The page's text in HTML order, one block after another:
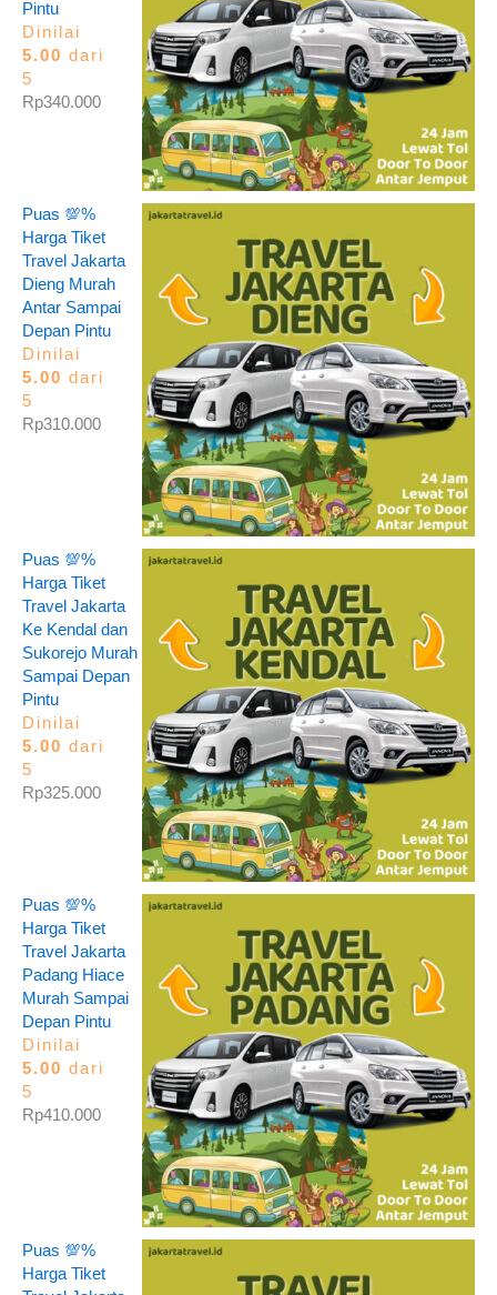
Pintu
Dinilai
5.00 dari
5
Rp340.000
Puas 💯%
Harga Tiket
Travel Jakarta
Dieng Murah
Antar Sampai
Depan Pintu
Dinilai
5.00 dari
5
Rp310.000
Puas 💯%
Harga Tiket
Travel Jakarta
Ke Kendal dan
Sukorejo Murah
Sampai Depan
Pintu
Dinilai
5.00 dari
5
Rp325.000
Puas 💯%
Harga Tiket
Travel Jakarta
Padang Hiace
Murah Sampai
Depan Pintu
Dinilai
5.00 dari
5
Rp410.000
Puas 💯%
Harga Tiket